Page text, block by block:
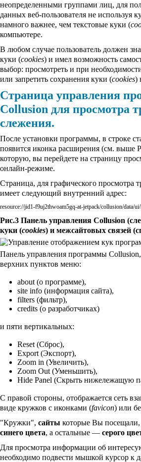
неопределенными группами лиц, для
данных веб-пользователя не используя
намного важнее, чем текстовые куки (
компьютере.
В любом случае пользователь должен
куки (cookies) и имел возможность
выбор: просмотреть и при
или запретить сохранения куки (cookies)
Страница управления
Collusion для просмотра
слежения.
После установки программы, в строке
появится иконка расширения (см. выше
которую, вы перейдете на страницу
онлайн-режиме.
Страница, для графического просмотра
имеет следующий внутренний адрес:
resource://jid1-f9uj2thwoam5gq-at-jetpack/collusion/data/
Рис.3 Панель управления Collusion
куки (cookies) и межсайтовых связей
Панель управления программы Collusion,
верхних пунктов меню:
about (о программе),
site info (информация сайта),
filters (фильтр),
credits (о разработчиках)
и пяти вертикальных:
Reset (Сброс),
Export (Экспорт),
Zoom in (Увеличить),
Zoom Out (Уменьшить),
Hide Panel (Скрыть нижележащую
С правой стороны, отображается сеть
виде кружков с иконками (favicon) или
"Кружки", сайты которые Вы посещали,
синего цвета, а остальные — серого
Для просмотра информации об
необходимо подвести мышкой курсор к